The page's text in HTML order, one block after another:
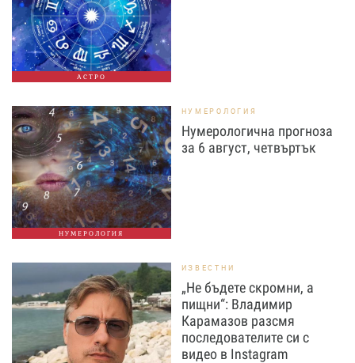
АСТРО
НУМЕРОЛОГИЯ
НУМЕРОЛОГИЯ
Нумерологична прогноза
за 6 август, четвъртък
ИЗВЕСТНИ
„Не бъдете скромни, а
пищни“: Владимир
Карамазов разсмя
последователите си с
видео в Instagram